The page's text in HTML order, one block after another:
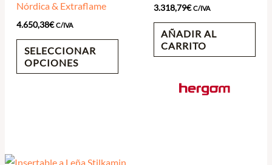
Nórdica & Extraflame
4.650,38€ C/IVA
SELECCIONAR
OPCIONES
3.318,79€ C/IVA
AÑADIR AL
CARRITO